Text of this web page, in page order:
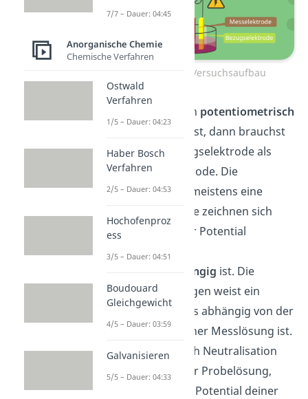
Potentiometrie – Versuchsaufbau
Wenn du die Titration potentiometrisch
durchführen möchtest, dann brauchst
du sowohl eine Bezugselektrode als
auch eine Messelektrode. Die
Bezugselektrode ist meistens eine
Elektrode 2. Art. Diese zeichnen sich
dadurch aus, dass ihr Potential
konstant undnicht
konzentrationsabhängig ist. Die
Messelektrode dagegen weist ein
Potential auf, welches abhängig von der
Konzentration in deiner Messlösung ist.
Änderst du also durch Neutralisation
die Konzentration der Probelösung,
ändert sich auch das Potential deiner
7/7 – Dauer: 04:45
Anorganische Chemie
Chemische Verfahren
Ostwald
Verfahren
1/5 – Dauer: 04:23
Haber Bosch
Verfahren
2/5 – Dauer: 04:53
Hochofenproz
ess
3/5 – Dauer: 04:51
Boudouard
Gleichgewicht
4/5 – Dauer: 03:59
Galvanisieren
5/5 – Dauer: 04:33